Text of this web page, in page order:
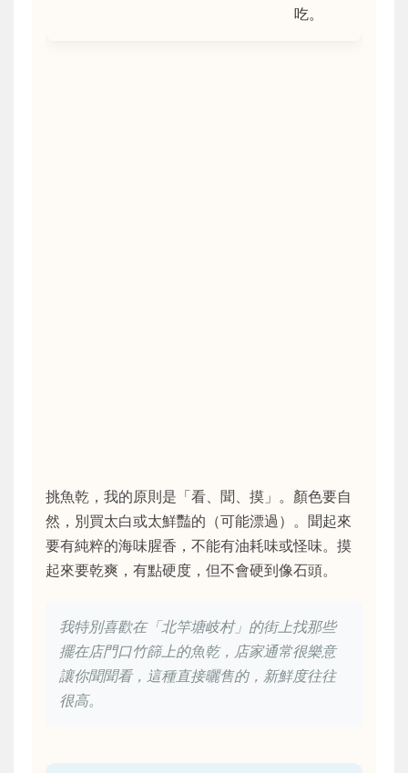
吃。
挑魚乾，我的原則是「看、聞、摸」。顏色要自
然，別買太白或太鮮豔的（可能漂過）。聞起來
要有純粹的海味腥香，不能有油耗味或怪味。摸
起來要乾爽，有點硬度，但不會硬到像石頭。
我特別喜歡在「北竿塘岐村」的街上找那些
擺在店門口竹篩上的魚乾，店家通常很樂意
讓你聞聞看，這種直接曬售的，新鮮度往往
很高。